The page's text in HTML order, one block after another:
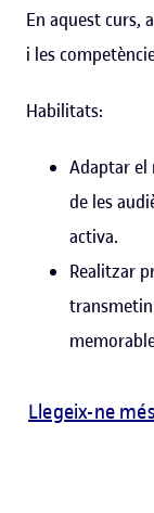
En aquest curs,
i les
Habilitats:
Adaptar el
de les
activa.
Realitzar
Llegeix-ne més